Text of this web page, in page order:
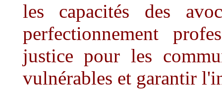
les capacités des
perfectionnement
justice pour les
vulnérables et garantir